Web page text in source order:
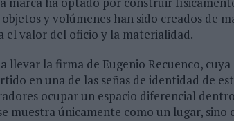
y volúmenes han sido creados de
el valor del oficio y la materialidad.
llevar la firma de Eugenio Recuenco,
en una de las señas de identidad de
ocupar un espacio diferencial
muestra únicamente como un lugar, sino